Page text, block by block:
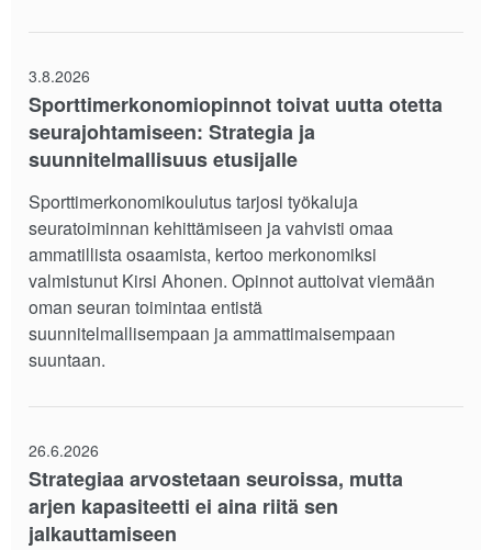
3.8.2026
Sporttimerkonomiopinnot toivat uutta otetta
seurajohtamiseen: Strategia ja
suunnitelmallisuus etusijalle
Sporttimerkonomikoulutus tarjosi työkaluja
seuratoiminnan kehittämiseen ja vahvisti omaa
ammatillista osaamista, kertoo merkonomiksi
valmistunut Kirsi Ahonen. Opinnot auttoivat viemään
oman seuran toimintaa entistä
suunnitelmallisempaan ja ammattimaisempaan
suuntaan.
26.6.2026
Strategiaa arvostetaan seuroissa, mutta
arjen kapasiteetti ei aina riitä sen
jalkauttamiseen